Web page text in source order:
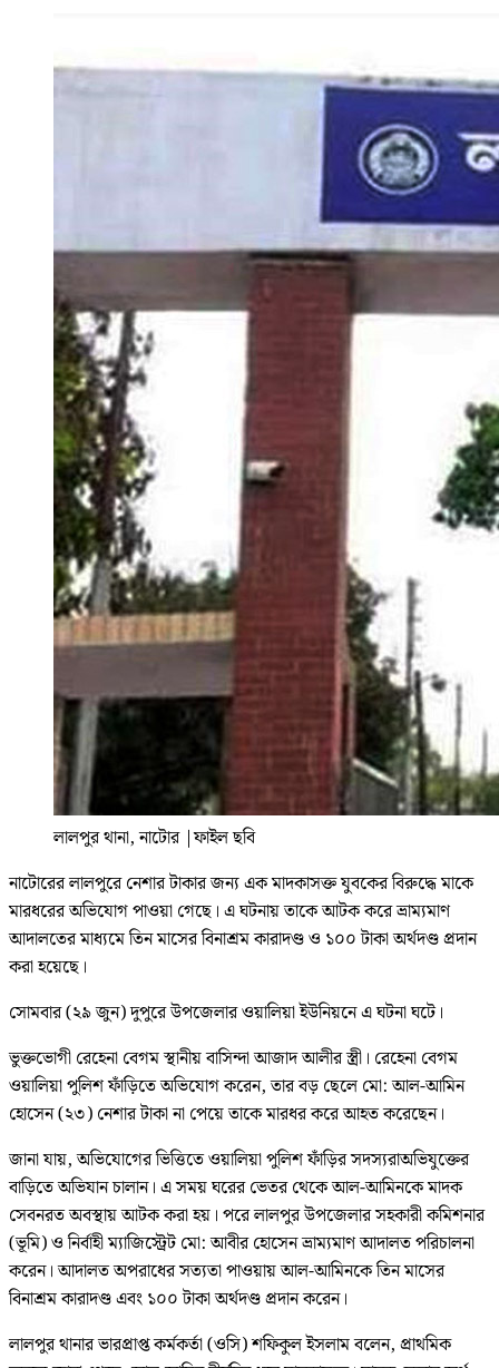
লালপুর থানা, নাটোর |ফাইল ছবি
নাটোরের লালপুরে নেশার টাকার জন্য এক মাদকাসক্ত যুবকের বিরুদ্ধে মাকে
মারধরের অভিযোগ পাওয়া গেছে। এ ঘটনায় তাকে আটক করে ভ্রাম্যমাণ
আদালতের মাধ্যমে তিন মাসের বিনাশ্রম কারাদণ্ড ও ১০০ টাকা অর্থদণ্ড প্রদান
করা হয়েছে।
সোমবার (২৯ জুন) দুপুরে উপজেলার ওয়ালিয়া ইউনিয়নে এ ঘটনা ঘটে।
ভুক্তভোগী রেহেনা বেগম স্থানীয় বাসিন্দা আজাদ আলীর স্ত্রী। রেহেনা বেগম
ওয়ালিয়া পুলিশ ফাঁড়িতে অভিযোগ করেন, তার বড় ছেলে মো: আল-আমিন
হোসেন (২৩) নেশার টাকা না পেয়ে তাকে মারধর করে আহত করেছেন।
জানা যায়, অভিযোগের ভিত্তিতে ওয়ালিয়া পুলিশ ফাঁড়ির সদস্যরাঅভিযুক্তের
বাড়িতে অভিযান চালান। এ সময় ঘরের ভেতর থেকে আল-আমিনকে মাদক
সেবনরত অবস্থায় আটক করা হয়। পরে লালপুর উপজেলার সহকারী কমিশনার
(ভূমি) ও নির্বাহী ম্যাজিস্ট্রেট মো: আবীর হোসেন ভ্রাম্যমাণ আদালত পরিচালনা
করেন। আদালত অপরাধের সত্যতা পাওয়ায় আল-আমিনকে তিন মাসের
বিনাশ্রম কারাদণ্ড এবং ১০০ টাকা অর্থদণ্ড প্রদান করেন।
লালপুর থানার ভারপ্রাপ্ত কর্মকর্তা (ওসি) শফিকুল ইসলাম বলেন, প্রাথমিক